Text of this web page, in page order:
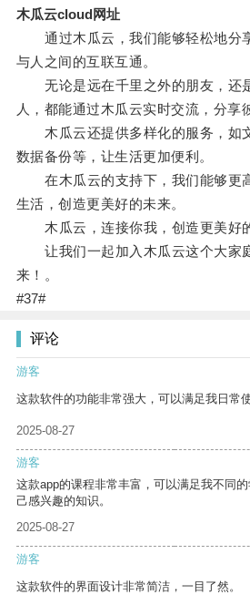
木瓜云cloud网址
通过木瓜云，我们能够轻松地分
与人之间的互联互通。
无论是远在千里之外的朋友，还
人，都能通过木瓜云实时交流，分享
木瓜云还提供多样化的服务，如文
数据备份等，让生活更加便利。
在木瓜云的支持下，我们能够更
生活，创造更美好的未来。
木瓜云，连接你我，创造更美好的
让我们一起加入木瓜云这个大家
来！。
#37#
评论
游客
这款软件的功能非常强大，可以满足我日常
2025-08-27
游客
这款app的课程非常丰富，可以满足我不同
己感兴趣的知识。
2025-08-27
游客
这款软件的界面设计非常简洁，一目了然。